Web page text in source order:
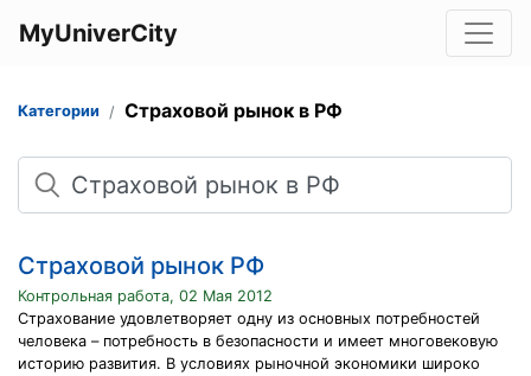
MyUniverCity
Категории Страховой рынок в РФ
Поиск
Страховой рынок РФ
Контрольная работа, 02 Мая 2012
Страхование удовлетворяет одну из основных потребностей
человека – потребность в безопасности и имеет многовековую
историю развития. В условиях рыночной экономики широко